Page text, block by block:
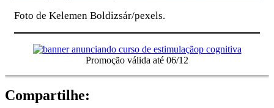
Foto de Kelemen Boldizsár/pexels.
Promoção válida até 06/12
Compartilhe: